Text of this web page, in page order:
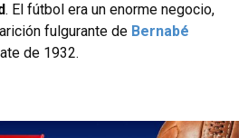
. El fútbol era un enorme negocio,
fulgurante de Bernabé
de 1932.